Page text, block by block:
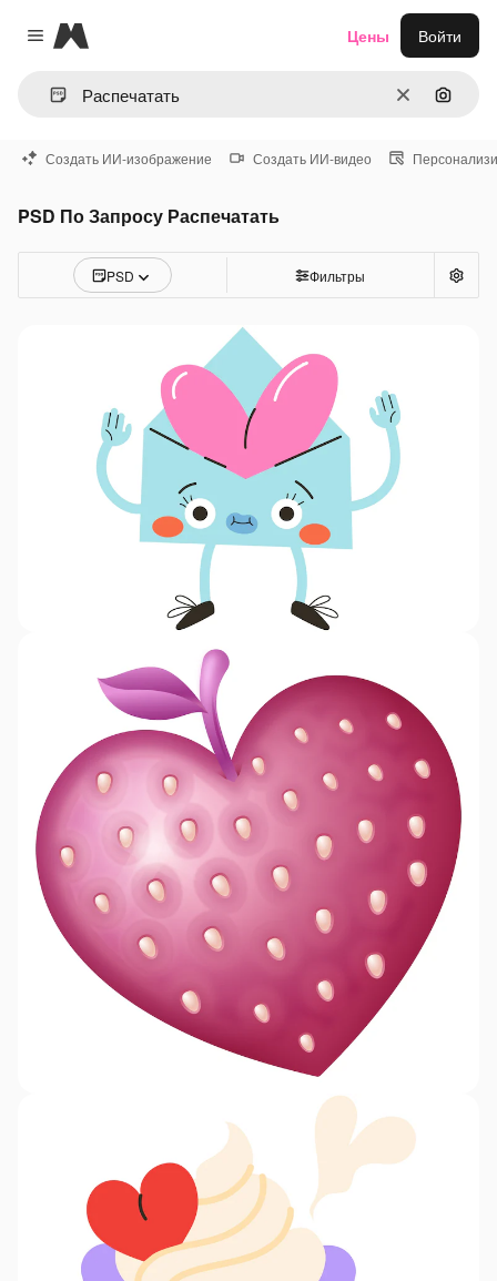
Close menu
Magnific
ОчиститьПоиск
Цены Войти
Создать ИИ-изображение Создать ИИ-видео
PSD По Запросу Распечатать
PSD Фильтры